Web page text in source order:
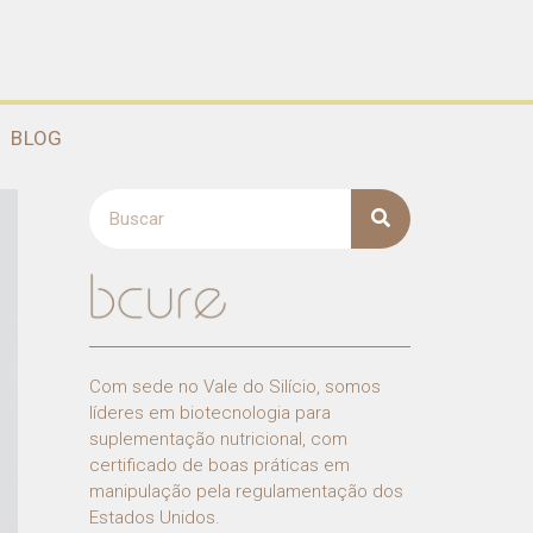
BLOG
Com sede no Vale do Silício, somos
líderes em biotecnologia para
suplementação nutricional, com
certificado de boas práticas em
manipulação pela regulamentação dos
Estados Unidos.